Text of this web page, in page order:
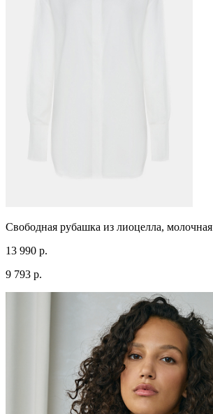
Свободная рубашка из лиоцелла, молочная
13 990 р.
9 793 р.